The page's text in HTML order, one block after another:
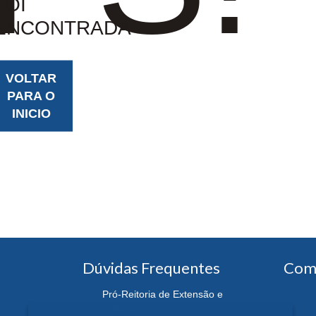
VOLTAR
PARA O
INICIO
Dúvidas Frequentes
Pró-Reitoria de Extensão e